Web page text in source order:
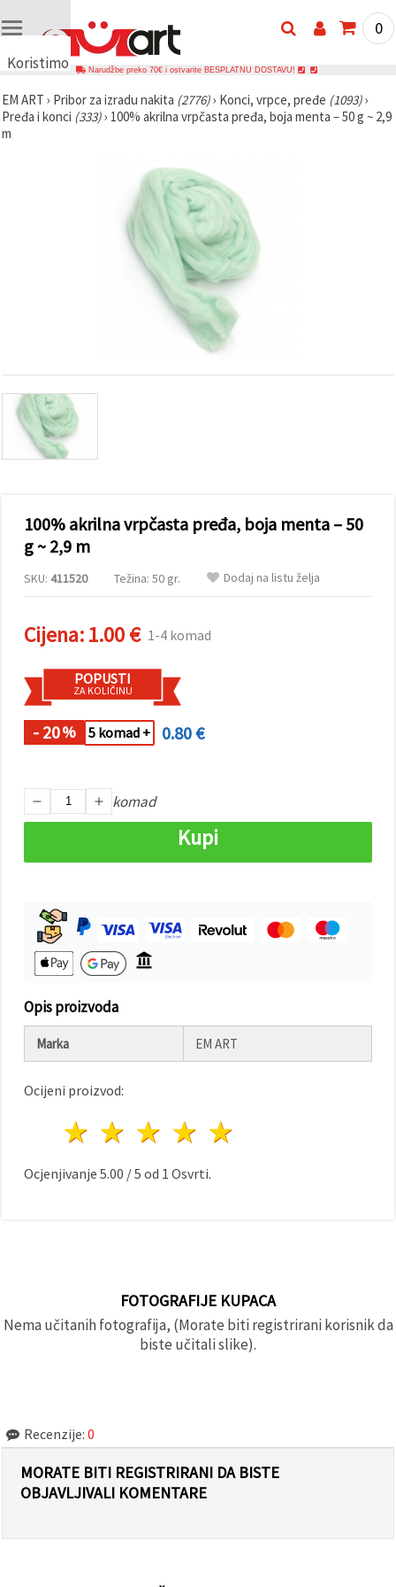
Koristimo
🍪
Koristimo
kolačiće i
prikazivali
sadržaj i
oglase,
uključujući
uz pomoć
naših
Možete
pristati na
korištenje
kolačića
klikom na
sve!" Ili
naznačiti
preferencije
Postavkama
odabirom
određene
"Spremi".
sve
0
Narudžbe preko 70€ i ostvarite BESPLATNU DOSTAVU!
EM ART › Pribor za izradu nakita (2776)› Konci, vrpce, pređe (1093)›
Pređa i konci (333)› 100% akrilna vrpčasta pređa, boja menta – 50 g ~ 2,9
m
100% akrilna vrpčasta pređa, boja menta – 50
g ~ 2,9 m
SKU: 411520 Težina: 50 gr. Dodaj na listu želja
Cijena:1.00 € 1-4 komad
POPUSTI
ZA KOLIČINU
- 20% 5 komad + 0.80 €
komad
Kupi
Opis proizvoda
Marka EM ART
Ocijeni proizvod:
4 zvijezde
3 zvijezde
2 zvijezde
1 zvijezda
Ocjenjivanje 5.00 /5 od 1 Osvrti.
FOTOGRAFIJE KUPACA
Nema učitanih fotografija, (Morate biti registrirani korisnik da
biste učitali slike).
Recenzije: 0
MORATE BITI REGISTRIRANI DA BISTE
OBJAVLJIVALI KOMENTARE